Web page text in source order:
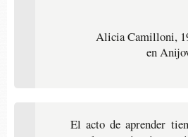
Alicia Camilloni,
en
El acto de apren­der